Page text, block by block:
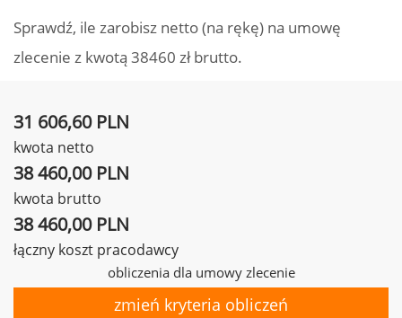
Sprawdź, ile zarobisz netto (na rękę) na umowę
zlecenie z kwotą 38460 zł brutto.
31 606,60 PLN
kwota netto
38 460,00 PLN
kwota brutto
38 460,00 PLN
łączny koszt pracodawcy
obliczenia dla umowy zlecenie
zmień kryteria obliczeń